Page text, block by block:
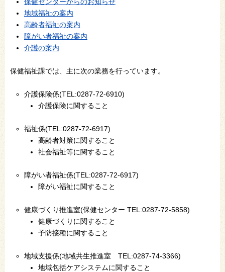
地域福祉の案内
高齢者福祉の案内
障がい者福祉の案内
介護の案内
保健福祉課では、主に次の業務を行っています。
介護保険係(TEL:0287-72-6910)
介護保険に関すること
福祉係(TEL:0287-72-6917)
高齢者対策に関すること
社会福祉等に関すること
障がい者福祉係(TEL:0287-72-6917)
障がい福祉に関すること
健康づくり推進室(保健センター TEL:0287-72-5858)
健康づくりに関すること
予防接種に関すること
地域支援係(地域共生推進室 TEL:0287-74-3366)
地域包括ケアシステムに関すること